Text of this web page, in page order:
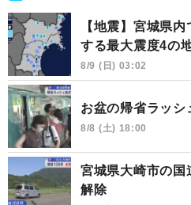
【地震】宮城県
する最大震度4の
8/9 (日) 03:02
お盆の帰省ラッ
8/8 (土) 18:00
宮城県大崎市の
解除